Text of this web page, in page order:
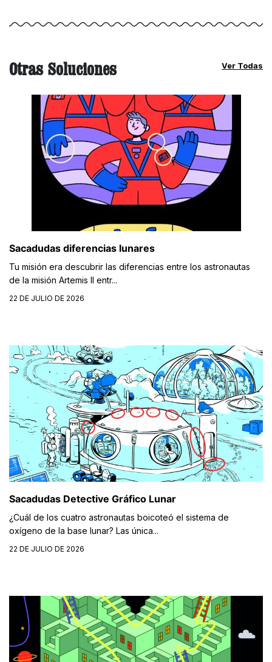
Otras Soluciones Ver Todas
Sacadudas diferencias lunares
Tu misión era descubrir las diferencias entre los astronautas
de la misión Artemis II entr...
22 DE JULIO DE 2026
Sacadudas Detective Gráfico Lunar
¿Cuál de los cuatro astronautas boicoteó el sistema de
oxígeno de la base lunar? Las única...
22 DE JULIO DE 2026